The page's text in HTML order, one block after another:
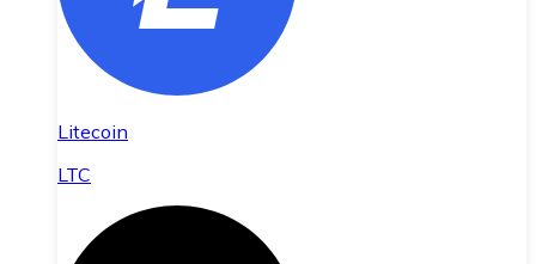
Litecoin
LTC